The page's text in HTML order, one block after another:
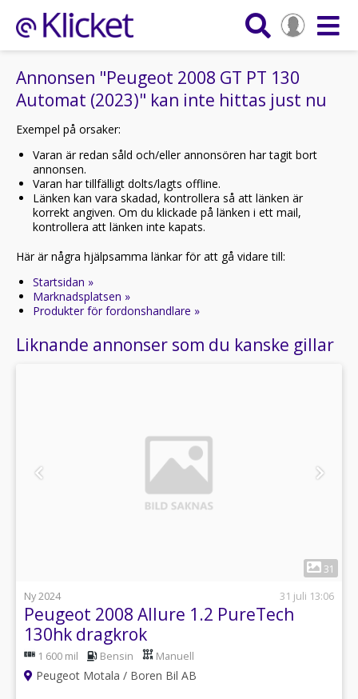
Annonsen "Peugeot 2008 GT PT 130
Automat (2023)" kan inte hittas just nu
Exempel på orsaker:
Varan är redan såld och/eller annonsören har tagit bort
annonsen.
Varan har tillfälligt dolts/lagts offline.
Länken kan vara skadad, kontrollera så att länken är
korrekt angiven. Om du klickade på länken i ett mail,
kontrollera att länken inte kapats.
Här är några hjälpsamma länkar för att gå vidare till:
Startsidan »
Marknadsplatsen »
Produkter för fordonshandlare »
Liknande annonser som du kanske gillar
31
Ny 2024
31 juli 13:06
Peugeot 2008 Allure 1.2 PureTech
130hk dragkrok
1 600 mil Bensin Manuell
Peugeot Motala / Boren Bil AB